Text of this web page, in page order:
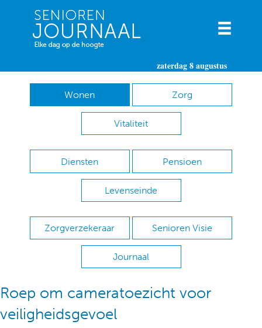
zaterdag 8 augustus
Wonen Zorg
Vitaliteit
Diensten Pensioen
Levenseinde
Zorgverzekeraar Senioren Visie
Journaal
Roep om cameratoezicht voor
veiligheidsgevoel